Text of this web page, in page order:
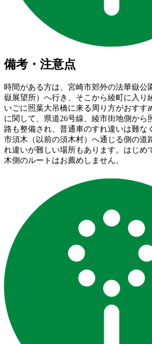
備考・注意点
時間がある方は、宮崎市郊外の法華嶽公
嶽展望所）へ行き、そこから綾町に入り
いごに照葉大吊橋に来る周り方がおすす
に関して、県道26号線、綾市街地側から
路も整備され、普通車のすれ違いは難な
市須木（以前の須木村）へ通じる側の道
れ違いが難しい場所もあります。はじめ
木側のルートはお薦めしません。